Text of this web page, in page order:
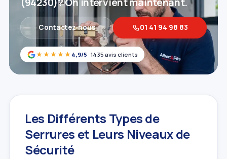
★★★★★ 4,9/5 · 1435 avis clients
(94230)? On intervient maintenant.
Contactez‑nous 01 41 94 98 83
Les Différents Types de
Serrures et Leurs Niveaux de
Sécurité